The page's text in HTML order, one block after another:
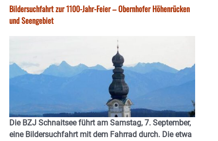
Bildersuchfahrt zur 1100-Jahr-Feier – Obernhofer Höhenrücken
und Seengebiet
Die BZJ Schnaitsee führt am Samstag, 7. September,
eine Bildersuchfahrt mit dem Fahrrad durch. Die etwa